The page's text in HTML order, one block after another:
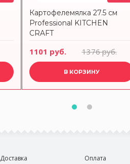
Картофелемялка 27.5 см
Professional KITCHEN
CRAFT
1101 руб. 1376 руб.
В КОРЗИНУ
Доставка
Оплата